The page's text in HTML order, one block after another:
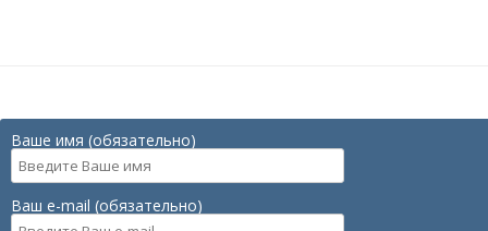
Ваше имя (обязательно)
Ваш e-mail (обязательно)